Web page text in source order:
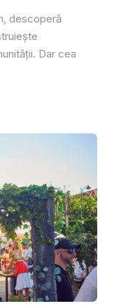
descoperă
Dar cea